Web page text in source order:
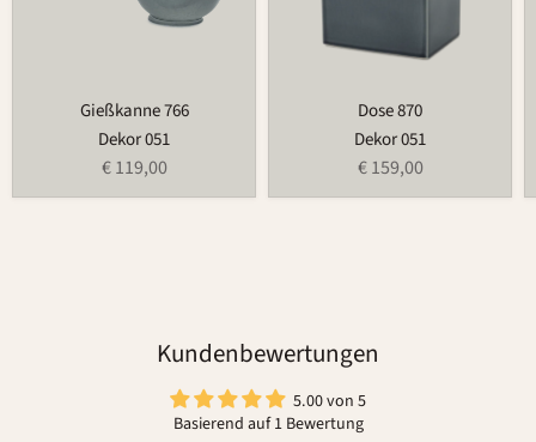
Gießkanne 766
Dekor 051
€ 119,00
Dose 870
Dekor 051
€ 159,00
Kundenbewertungen
5.00 von 5
Basierend auf 1 Bewertung